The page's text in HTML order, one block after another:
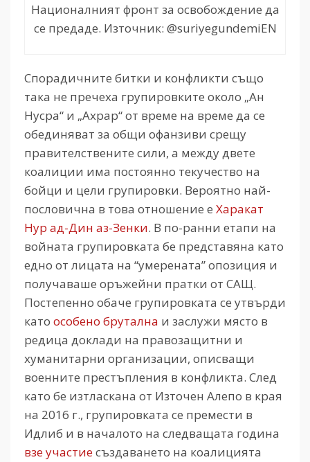
Националният фронт за освобождение да
се предаде. Източник: @suriyegundemiEN
Спорадичните битки и конфликти също
така не пречеха групировките около „Ан
Нусра“ и „Ахрар“ от време на време да се
обединяват за общи офанзиви срещу
правителствените сили, а между двете
коалиции има постоянно текучество на
бойци и цели групировки. Вероятно най-
пословична в това отношение е Харакат
Нур ад-Дин аз-Зенки. В по-ранни етапи на
войната групировката бе представяна като
едно от лицата на “умерената” опозиция и
получаваше оръжейни пратки от САЩ.
Постепенно обаче групировката се утвърди
като особено брутална и заслужи място в
редица доклади на правозащитни и
хуманитарни организации, описващи
военните престъпления в конфликта. След
като бе изтласкана от Източен Алепо в края
на 2016 г., групировката се премести в
Идлиб и в началото на следващата година
взе участиесъздаването на коалицията